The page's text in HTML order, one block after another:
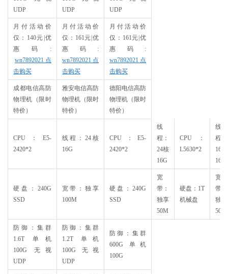
UDP
UDP
UDP
月付活动价
仅：140元|优
惠码:
wn7892021 点
击购买
月付活动价
仅：161元|优
惠码:
wn7892021 点
击购买
月付活动价
仅：161元|优
惠码:
wn7892021 点
击购买
成都电信高防
物理机（限时
特价）
雅安电信高防
物理机（限时
特价）
德阳电信高防
物理机（限时
特价）
CPU：E5-
2420*2
线程：24核
16G
CPU：E5-
2420*2
线
程：
24核
16G
CPU：
L5630*2
线
程：
16核
16G
硬盘：240G
SSD
宽带：独享
100M
硬盘：240G
SSD
宽
带：
独享
50M
硬盘：1T
机械盘
宽
带：
独享
50M
防御：集群
1.6T 单机
100G 无视
UDP
防御：集群
1.2T 单机
100G 无视
UDP
防御：集群
600G 单机
100G